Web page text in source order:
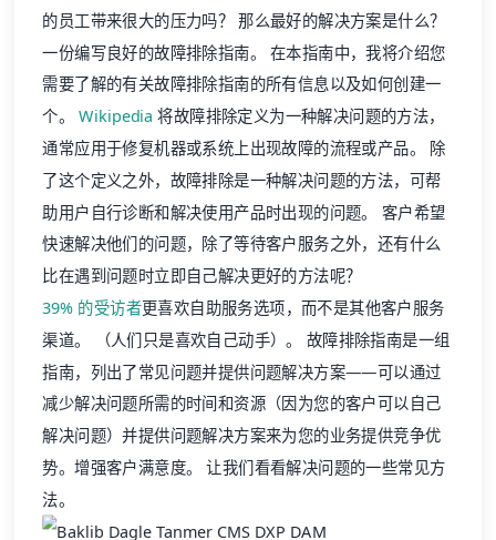
的员工带来很大的压力吗？ 那么最好的解决方案是什么？
一份编写良好的故障排除指南。 在本指南中，我将介绍您
需要了解的有关故障排除指南的所有信息以及如何创建一
个。Wikipedia 将故障排除定义为一种解决问题的方法，
通常应用于修复机器或系统上出现故障的流程或产品。 除
了这个定义之外，故障排除是一种解决问题的方法，可帮
助用户自行诊断和解决使用产品时出现的问题。 客户希望
快速解决他们的问题，除了等待客户服务之外，还有什么
比在遇到问题时立即自己解决更好的方法呢？
39% 的受访者更喜欢自助服务选项，而不是其他客户服务
渠道。 （人们只是喜欢自己动手）。 故障排除指南是一组
指南，列出了常见问题并提供问题解决方案——可以通过
减少解决问题所需的时间和资源（因为您的客户可以自己
解决问题）并提供问题解决方案来为您的业务提供竞争优
势。增强客户满意度。 让我们看看解决问题的一些常见方
法。